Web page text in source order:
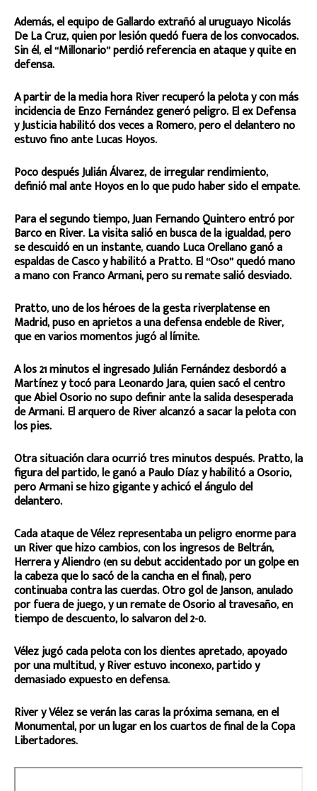
Además, el equipo de Gallardo extrañó al uruguayo Nicolás
De La Cruz, quien por lesión quedó fuera de los convocados.
Sin él, el “Millonario” perdió referencia en ataque y quite en
defensa.
A partir de la media hora River recuperó la pelota y con más
incidencia de Enzo Fernández generó peligro. El ex Defensa
y Justicia habilitó dos veces a Romero, pero el delantero no
estuvo fino ante Lucas Hoyos.
Poco después Julián Álvarez, de irregular rendimiento,
definió mal ante Hoyos en lo que pudo haber sido el empate.
Para el segundo tiempo, Juan Fernando Quintero entró por
Barco en River. La visita salió en busca de la igualdad, pero
se descuidó en un instante, cuando Luca Orellano ganó a
espaldas de Casco y habilitó a Pratto. El “Oso” quedó mano
a mano con Franco Armani, pero su remate salió desviado.
Pratto, uno de los héroes de la gesta riverplatense en
Madrid, puso en aprietos a una defensa endeble de River,
que en varios momentos jugó al límite.
A los 21 minutos el ingresado Julián Fernández desbordó a
Martínez y tocó para Leonardo Jara, quien sacó el centro
que Abiel Osorio no supo definir ante la salida desesperada
de Armani. El arquero de River alcanzó a sacar la pelota con
los pies.
Otra situación clara ocurrió tres minutos después. Pratto, la
figura del partido, le ganó a Paulo Díaz y habilitó a Osorio,
pero Armani se hizo gigante y achicó el ángulo del
delantero.
Cada ataque de Vélez representaba un peligro enorme para
un River que hizo cambios, con los ingresos de Beltrán,
Herrera y Aliendro (en su debut accidentado por un golpe en
la cabeza que lo sacó de la cancha en el final), pero
continuaba contra las cuerdas. Otro gol de Janson, anulado
por fuera de juego, y un remate de Osorio al travesaño, en
tiempo de descuento, lo salvaron del 2-0.
Vélez jugó cada pelota con los dientes apretado, apoyado
por una multitud, y River estuvo inconexo, partido y
demasiado expuesto en defensa.
River y Vélez se verán las caras la próxima semana, en el
Monumental, por un lugar en los cuartos de final de la Copa
Libertadores.